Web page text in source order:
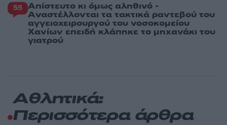
55 Απίστευτο κι όμως αληθινό -
Aναστέλλονται τα τακτικά ραντεβού του
αγγειοχειρουργού του νοσοκομείου
Χανίων επειδή κλάπηκε το μηχανάκι του
γιατρού
Αθλητικά:
Περισσότερα άρθρα